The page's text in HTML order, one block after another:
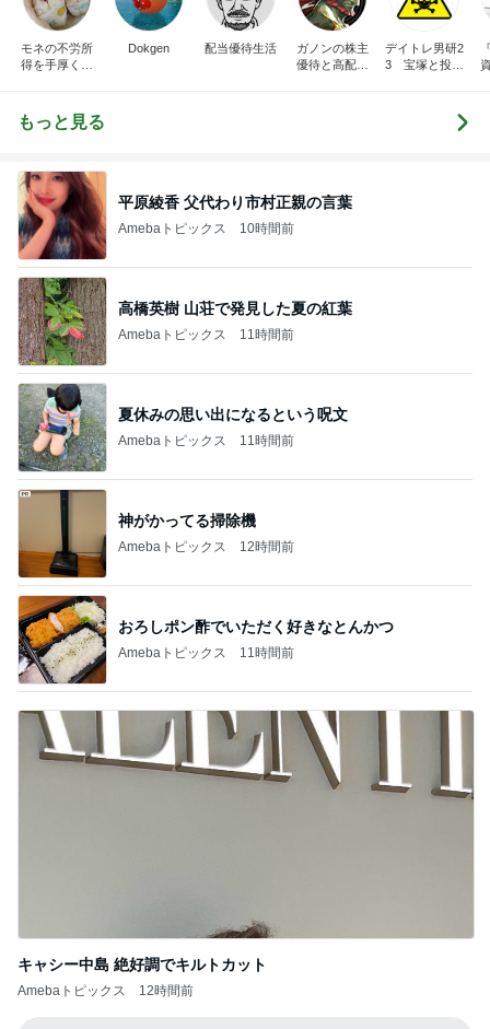
モネの不労所
得を手厚く！
人生を
Dokgen 配当優待生活
ガノンの株主
優待と高配当
デイトレ男研2
3 宝塚と投資
もっと見る
平原綾香 父代わり市村正親の言葉
Amebaトピックス 10時間前
高橋英樹 山荘で発見した夏の紅葉
Amebaトピックス 11時間前
夏休みの思い出になるという呪文
Amebaトピックス 11時間前
神がかってる掃除機
Amebaトピックス 12時間前
おろしポン酢でいただく好きなとんかつ
Amebaトピックス 11時間前
キャシー中島 絶好調でキルトカット
Amebaトピックス 12時間前